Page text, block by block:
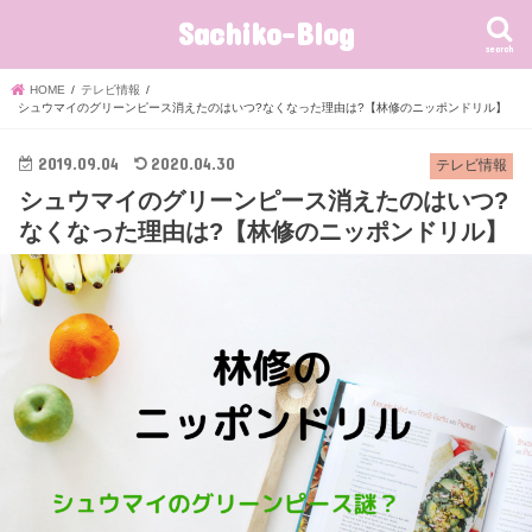
Sachiko-Blog search
HOME
テレビ情報
シュウマイのグリーンピース消えたのはいつ?なくなった理由は?【林修のニッポンドリル】
テレビ情報
2019.09.04 2020.04.30
シュウマイのグリーンピース消えたのはいつ?
なくなった理由は?【林修のニッポンドリル】